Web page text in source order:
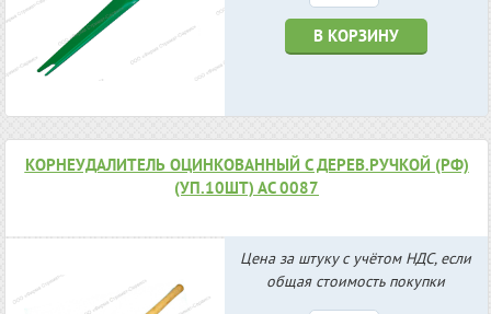
В КОРЗИНУ
КОРНЕУДАЛИТЕЛЬ ОЦИНКОВАННЫЙ С ДЕРЕВ.РУЧКОЙ (РФ)
(УП.10ШТ) АС 0087
Цена за штуку с учётом НДС, если
общая стоимость покупки